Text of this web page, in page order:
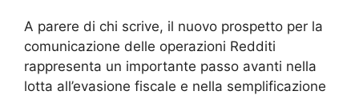
A parere di chi scrive, il nuovo prospetto per la
comunicazione delle operazioni Redditi
rappresenta un importante passo avanti nella
lotta all’evasione fiscale e nella semplificazione